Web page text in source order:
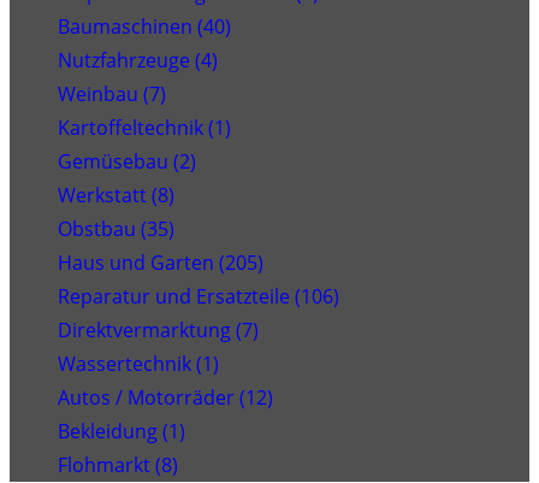
Baumaschinen (40)
Nutzfahrzeuge (4)
Weinbau (7)
Kartoffeltechnik (1)
Gemüsebau (2)
Werkstatt (8)
Obstbau (35)
Haus und Garten (205)
Reparatur und Ersatzteile (106)
Direktvermarktung (7)
Wassertechnik (1)
Autos / Motorräder (12)
Bekleidung (1)
Flohmarkt (8)